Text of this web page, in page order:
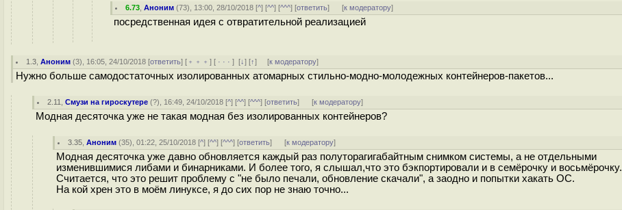
6.73 ,Аноним (73), 13:00, 28/10/2018 [^] [^^] [^^^] [ответить] [к модератору]
посредственная идея с отвратительной реализацией
1.3 ,Аноним (3), 16:05, 24/10/2018 [ответить] [ ﹢﹢﹢] [ · · ·][↓] [↑] [к модератору]
Нужно больше самодостаточных изолированных атомарных стильно-модно-молодежных контейнеров-пакетов...
2.11 ,Смузи на гироскутере (?), 16:49, 24/10/2018 [^] [^^] [^^^] [ответить] [к модератору]
Модная десяточка уже не такая модная без изолированных контейнеров?
3.35 ,Аноним (35), 01:22, 25/10/2018 [^] [^^] [^^^] [ответить] [к модератору]
Модная десяточка уже давно обновляется каждый раз полуторагигабайтным снимком системы, а не отдельными
изменившимися либами и бинарниками. И более того, я слышал,что это бэкпортировали и в семёрочку и восьмёрочку.
Считается, что это решит проблему с "не было печали, обновление скачали", а заодно и попытки хакать ОС.
На кой хрен это в моём линуксе, я до сих пор не знаю точно...